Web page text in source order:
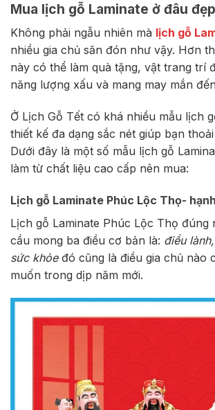
Mua lịch gỗ Laminate ở đâu
Không phải ngẫu nhiên mà lịch gỗ
nhiều gia chủ săn đón như vậy. Hơn
này có thể làm quà tặng, vật trang trí
năng lượng xấu và mang may mắn
Ở Lịch Gỗ Tết có khá nhiều mẫu lịch
thiết kế đa dạng sắc nét giúp bạn
Dưới đây là một số mẫu lịch gỗ
làm từ chất liệu cao cấp nên mua:
Lịch gỗ Laminate Phúc Lộc Thọ-
Lịch gỗ Laminate Phúc Lộc Thọ đúng
cầu mong ba điều cơ bản là: điều
sức khỏeđó cũng là điều gia chủ nào
muốn trong dịp năm mới.